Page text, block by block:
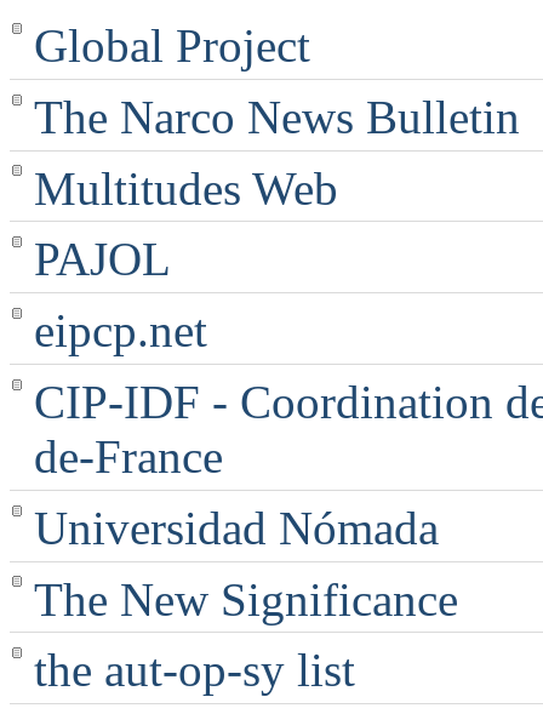
Global Project
The Narco News Bulletin
Multitudes Web
PAJOL
eipcp.net
CIP-IDF - Coordination
de-France
Universidad Nómada
The New Significance
the aut-op-sy list